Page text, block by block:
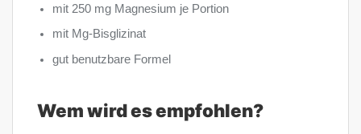
mit 250 mg Magnesium je Portion
mit Mg-Bisglizinat
gut benutzbare Formel
Wem wird es empfohlen?